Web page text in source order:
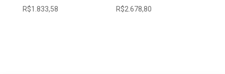
R$1.833,58 R$2.678,80